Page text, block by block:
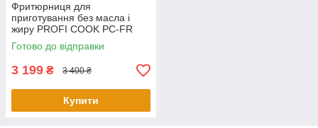
Фритюрниця для
приготування без масла і
жиру PROFI COOK PC-FR
1147
Готово до відправки
3 199 ₴ 3 400 ₴
Купити